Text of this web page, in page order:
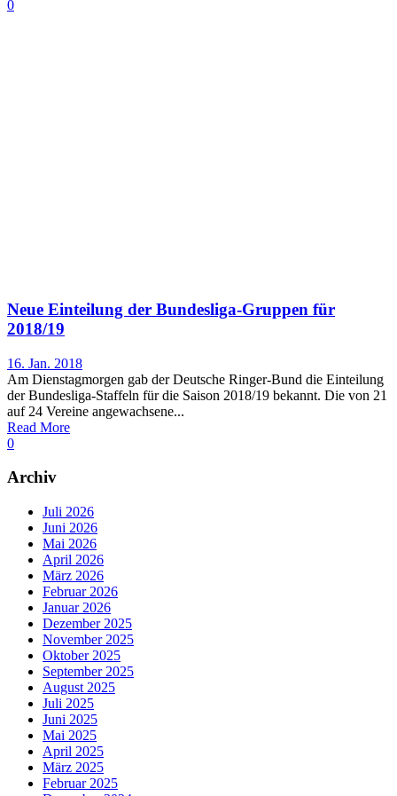
0
Neue Einteilung der Bundesliga-Gruppen für
2018/19
16. Jan. 2018
Am Dienstagmorgen gab der Deutsche Ringer-Bund die Einteilung
der Bundesliga-Staffeln für die Saison 2018/19 bekannt. Die von 21
auf 24 Vereine angewachsene...
Read More
0
Archiv
Juli 2026
Juni 2026
Mai 2026
April 2026
März 2026
Februar 2026
Januar 2026
Dezember 2025
November 2025
Oktober 2025
September 2025
August 2025
Juli 2025
Juni 2025
Mai 2025
April 2025
März 2025
Februar 2025